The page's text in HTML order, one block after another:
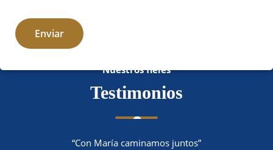
Nuestros fieles
Testimonios
“Con María caminamos juntos”